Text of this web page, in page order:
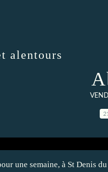
alentours
une semaine, à St Denis